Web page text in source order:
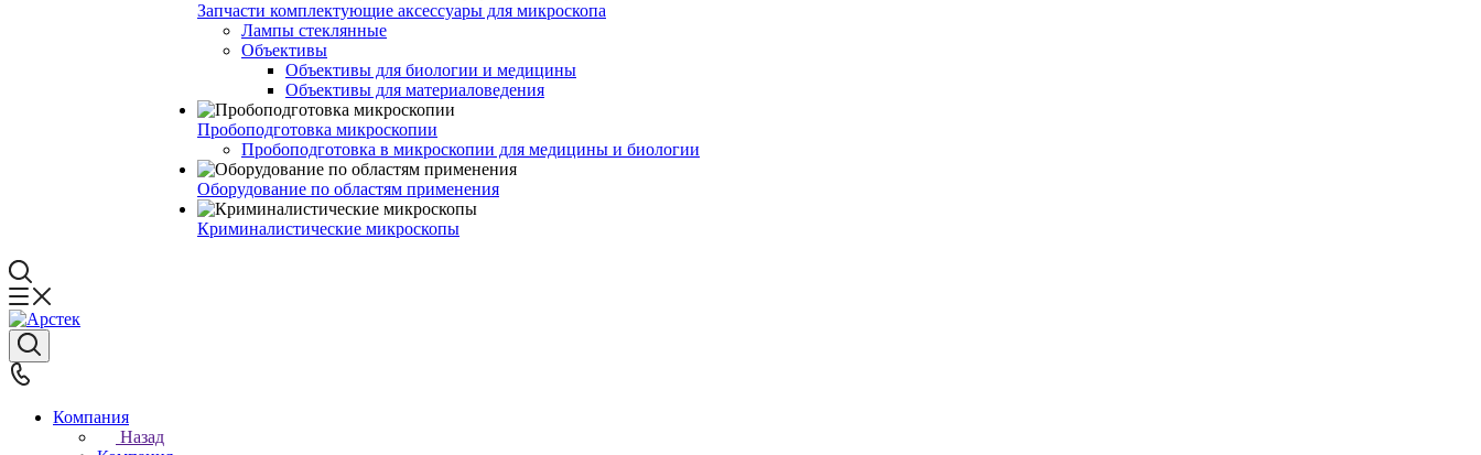
Запчасти комплектующие аксессуары для микроскопа
Лампы стеклянные
Объективы
Объективы для биологии и медицины
Объективы для материаловедения
Пробоподготовка микроскопии
Пробоподготовка в микроскопии для медицины и биологии
Оборудование по областям применения
Криминалистические микроскопы
Компания
Назад